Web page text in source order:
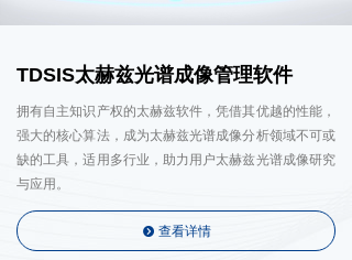
拥有自主知识产权的太赫兹软件，凭借其优越的性能，
强大的核心算法，成为太赫兹光谱成像分析领域不可或
缺的工具，适用多行业，助力用户太赫兹光谱成像研究
与应用。
TDSIS太赫兹光谱成像管理软件
뀹 查看详情